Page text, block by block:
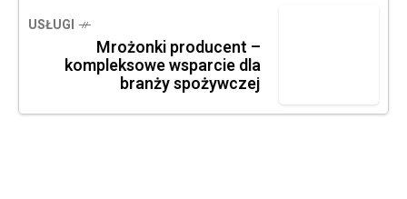
USŁUGI
Mrożonki producent –
kompleksowe wsparcie dla
branży spożywczej